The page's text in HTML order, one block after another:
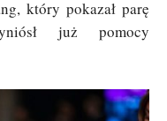
który pokazał parę
już pomocy